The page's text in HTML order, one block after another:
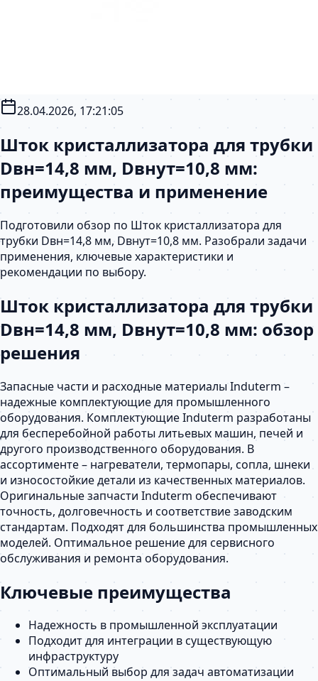
28.04.2026, 17:21:05
Шток кристаллизатора для трубки
Dвн=14,8 мм, Dвнут=10,8 мм:
преимущества и применение
Подготовили обзор по Шток кристаллизатора для
трубки Dвн=14,8 мм, Dвнут=10,8 мм. Разобрали задачи
применения, ключевые характеристики и
рекомендации по выбору.
Шток кристаллизатора для трубки
Dвн=14,8 мм, Dвнут=10,8 мм: обзор
решения
Запасные части и расходные материалы Induterm –
надежные комплектующие для промышленного
оборудования. Комплектующие Induterm разработаны
для бесперебойной работы литьевых машин, печей и
другого производственного оборудования. В
ассортименте – нагреватели, термопары, сопла, шнеки
и износостойкие детали из качественных материалов.
Оригинальные запчасти Induterm обеспечивают
точность, долговечность и соответствие заводским
стандартам. Подходят для большинства промышленных
моделей. Оптимальное решение для сервисного
обслуживания и ремонта оборудования.
Ключевые преимущества
Надежность в промышленной эксплуатации
Подходит для интеграции в существующую
инфраструктуру
Оптимальный выбор для задач автоматизации